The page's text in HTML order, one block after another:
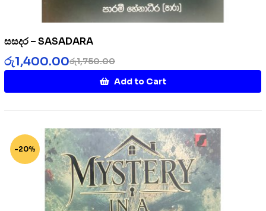
සසදර – SASADARA
රු1,750.00
රු1,400.00
Add to Cart
-20%